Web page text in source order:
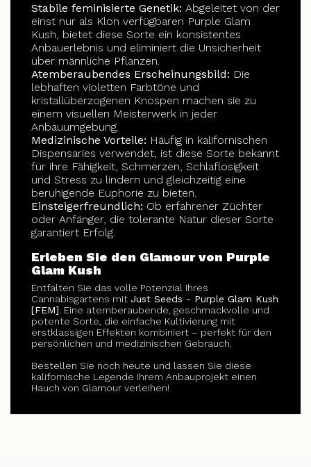
Stabile feminisierte Genetik: Abgeleitet von der
einst nur als Klon verfügbaren Purple Glam
Kush, bietet diese Sorte ein konsistentes
Anbauerlebnis und eliminiert die Unsicherheit
über männliche Pflanzen.
Atemberaubendes Erscheinungsbild: Die
lebhaften violetten Farbtöne und
kristallüberzogenen Knospen machen sie zu
einem visuellen Meisterwerk in jeder
Anbauumgebung.
Medizinische Vorteile: Häufig in kalifornischen
Dispensaries verwendet, ist diese Sorte bekannt
für ihre Fähigkeit, Schmerzen, Schlaflosigkeit
und Stress zu lindern und gleichzeitig eine
beruhigende Euphorie zu bieten.
Einsteigerfreundlich: Ob erfahrener Züchter
oder Anfänger, die tolerante Natur dieser Sorte
garantiert Erfolg.
Erleben Sie den Glamour von Purple
Glam Kush
Entfalten Sie das volle Potenzial Ihres
Cannabisgartens mit Just Seeds - Purple Glam Kush
[FEM]. Eine atemberaubende, geschmackvolle und
potente Sorte, die einfache Kultivierung mit
erstklassigen Effekten kombiniert – perfekt für den
persönlichen und medizinischen Gebrauch.
Bestellen Sie noch heute und lassen Sie diese
kalifornische Legende Ihrem Anbauprojekt einen
Hauch von Glamour verleihen!